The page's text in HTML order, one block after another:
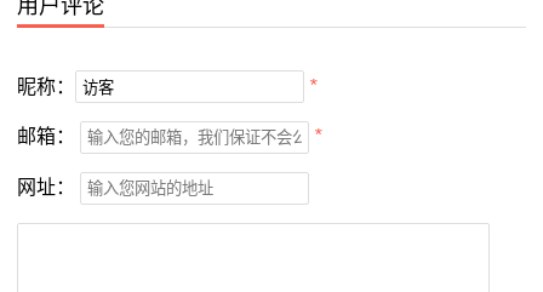
用户评论
昵称： *
邮箱： *
网址：